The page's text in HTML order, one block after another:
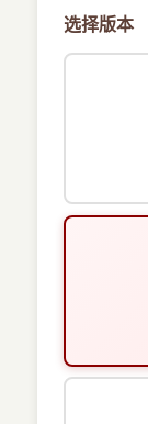
选择版本